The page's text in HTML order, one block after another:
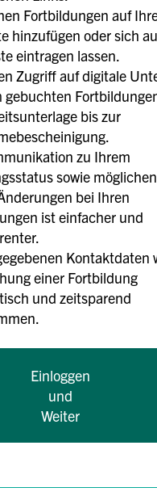
Fortbildungen auf
hinzufügen oder sich
eintragen lassen.
Zugriff auf digitale
gebuchten
bis zur
zu Ihrem
sowie möglichen
bei Ihren
ist einfacher und
Kontaktdaten
einer Fortbildung
und zeitsparend
Einloggen
und
Weiter